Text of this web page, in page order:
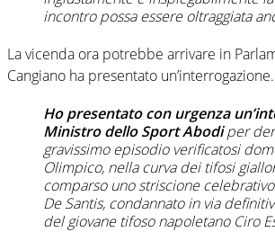
incontro possa essere oltraggiata
La vicenda ora potrebbe arrivare in
Cangiano ha presentato un’interrogazione.
Ho presentato con urgenza
Ministro dello Sport Abodiper
gravissimo episodio verificatosi
Olimpico, nella curva dei tifosi
comparso uno striscione
De Santis, condannato in via
del giovane tifoso napoletano Ciro